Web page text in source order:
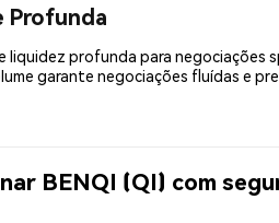
Profunda
liquidez profunda para negociações
garante negociações fluídas e
BENQI (QI) com